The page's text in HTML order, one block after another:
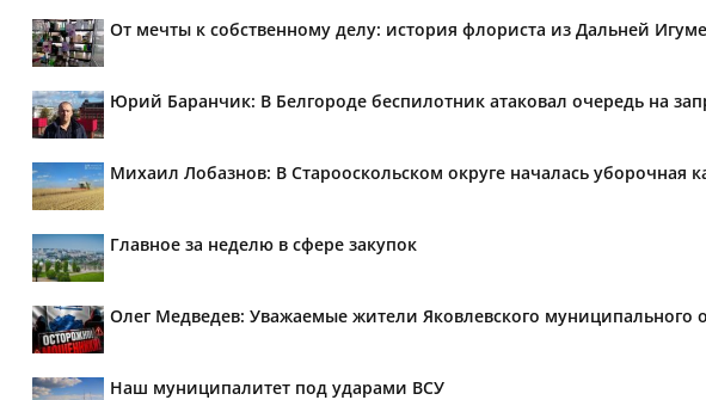
От мечты к собственному делу: история флориста из Дальней
Юрий Баранчик: В Белгороде беспилотник атаковал очередь на
Михаил Лобазнов: В Старооскольском округе началась
Главное за неделю в сфере закупок
Олег Медведев: Уважаемые жители Яковлевского муниципального
Наш муниципалитет под ударами ВСУ